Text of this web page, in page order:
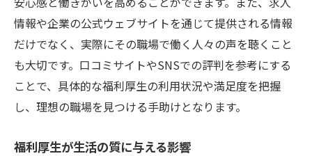
情報や企業の公式ウェブサイトを通じて提供される情報
だけでなく、実際にその職場で働く人々の声を聴くこと
も大切です。口コミサイトやSNSでの評判を参考にする
ことで、具体的な福利厚生の利用状況や満足度を把握
し、理想の職場を見つける手助けとなります。
福利厚生が生活の質に与える影響